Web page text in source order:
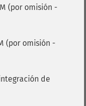
(por omisión -
(por omisión -
de